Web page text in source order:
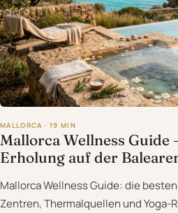
MALLORCA · 19 MIN
Mallorca Wellness Guide
Erholung auf der
Mallorca Wellness Guide: die
Zentren, Thermalquellen und Yoga-